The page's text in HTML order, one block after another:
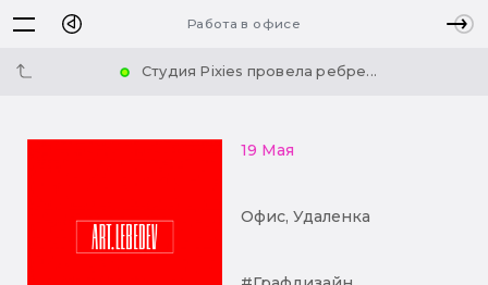
Работа в офисе
Студия Pixies провела ребре...
19 Мая
Офис, Удаленка